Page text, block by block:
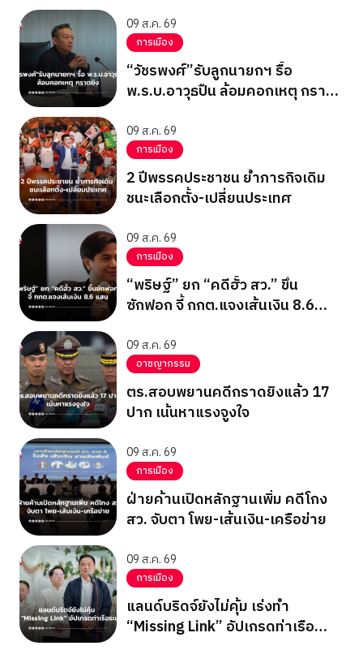
09 ส.ค. 69
การเมือง
“วัชรพงศ์”รับลูกนายกฯ รื้อ
พ.ร.บ.อาวุธปืน ล้อมคอกเหตุ กราด
09 ส.ค. 69
การเมือง
2 ปีพรรคประชาชน ย้ำภารกิจเดิม
ชนะเลือกตั้ง-เปลี่ยนประเทศ
09 ส.ค. 69
การเมือง
“พริษฐ์” ยก “คดีฮั้ว สว.” ขึ้น
ซักฟอก จี้ กกต.แจงเส้นเงิน 8.6
09 ส.ค. 69
อาชญากรรม
ตร.สอบพยานคดีกราดยิงแล้ว 17
ปาก เน้นหาแรงจูงใจ
09 ส.ค. 69
การเมือง
ฝ่ายค้านเปิดหลักฐานเพิ่ม คดีโกง
สว. จับตา โพย-เส้นเงิน-เครือข่าย
09 ส.ค. 69
การเมือง
แลนด์บริดจ์ยังไม่คุ้ม เร่งทำ
“Missing Link” อัปเกรดท่าเรือ